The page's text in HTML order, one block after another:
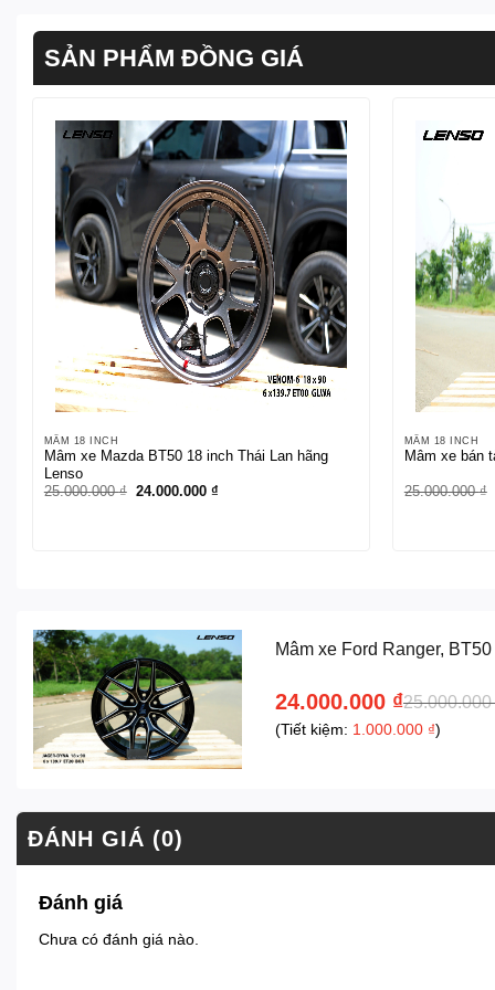
SẢN PHẨM ĐỒNG GIÁ
MÂM 18 INCH
Mâm xe Mazda BT50 18 inch Thái Lan hãng
Lenso
25.000.000₫ Giá
24.000.000 ₫Giá
MÂM 18 INCH
Mâm xe bán
25.000.000₫
Mâm xe Ford Ranger,
24.000.000 ₫25.000.000
(Tiết kiệm: 1.000.000 ₫)
ĐÁNH GIÁ (0)
Đánh giá
Chưa có đánh giá nào.